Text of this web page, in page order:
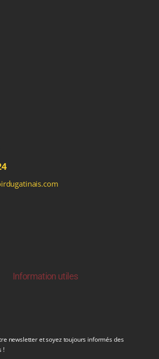
Information utiles
newsletter et soyez toujours informés des
!